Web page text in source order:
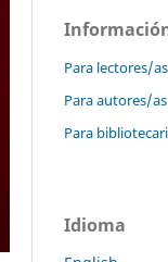
Para lectores/as
Para autores/as
Para
Idioma